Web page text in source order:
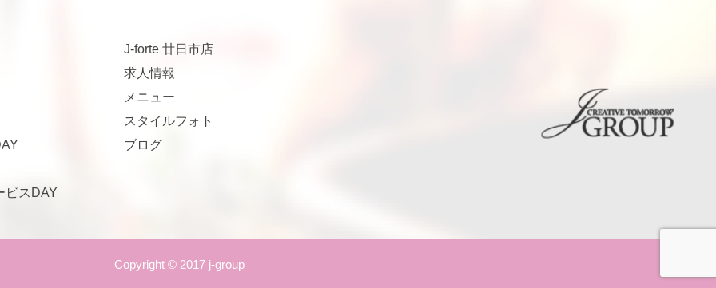
ビスDAY
J-forte 廿日市店
求人情報
メニュー
スタイルフォト
ブログ
Copyright © 2017 j-group